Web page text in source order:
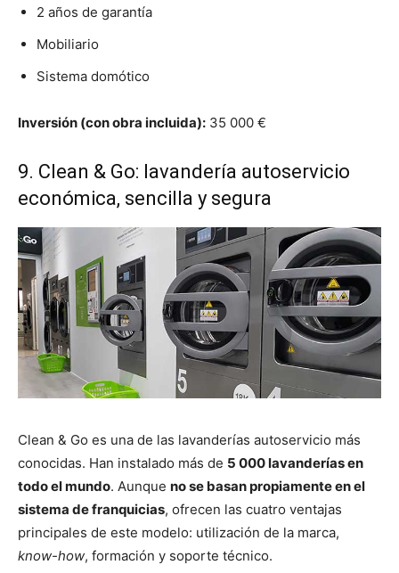
2 años de garantía
Mobiliario
Sistema domótico
Inversión (con obra incluida): 35 000 €
9. Clean & Go: lavandería autoservicio
económica, sencilla y segura
Clean & Go es una de las lavanderías autoservicio más
conocidas. Han instalado más de 5 000 lavanderías en
todo el mundo. Aunque no se basan propiamente en el
sistema de franquicias, ofrecen las cuatro ventajas
principales de este modelo: utilización de la marca,
know-how, formación y soporte técnico.